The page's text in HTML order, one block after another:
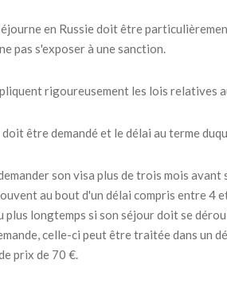
en Russie doit être
pas s'exposer à une sanction.
rigoureusement les lois relatives
doit être demandé et le délai au terme
son visa plus de trois mois
au bout d'un délai compris entre 4
plus longtemps si son séjour doit se
celle-ci peut être traitée dans un
prix de 70 €.